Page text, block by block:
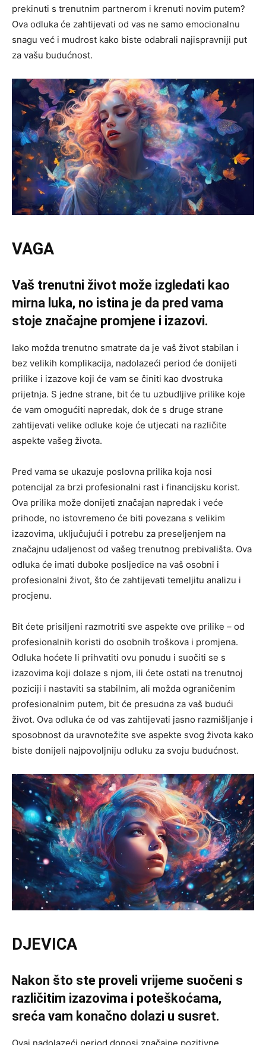
prekinuti s trenutnim partnerom i krenuti novim putem?
Ova odluka će zahtijevati od vas ne samo emocionalnu
snagu već i mudrost kako biste odabrali najispravniji put
za vašu budućnost.
VAGA
Vaš trenutni život može izgledati kao
mirna luka, no istina je da pred vama
stoje značajne promjene i izazovi.
Iako možda trenutno smatrate da je vaš život stabilan i
bez velikih komplikacija, nadolazeći period će donijeti
prilike i izazove koji će vam se činiti kao dvostruka
prijetnja. S jedne strane, bit će tu uzbudljive prilike koje
će vam omogućiti napredak, dok će s druge strane
zahtijevati velike odluke koje će utjecati na različite
aspekte vašeg života.
Pred vama se ukazuje poslovna prilika koja nosi
potencijal za brzi profesionalni rast i financijsku korist.
Ova prilika može donijeti značajan napredak i veće
prihode, no istovremeno će biti povezana s velikim
izazovima, uključujući i potrebu za preseljenjem na
značajnu udaljenost od vašeg trenutnog prebivališta. Ova
odluka će imati duboke posljedice na vaš osobni i
profesionalni život, što će zahtijevati temeljitu analizu i
procjenu.
Bit ćete prisiljeni razmotriti sve aspekte ove prilike – od
profesionalnih koristi do osobnih troškova i promjena.
Odluka hoćete li prihvatiti ovu ponudu i suočiti se s
izazovima koji dolaze s njom, ili ćete ostati na trenutnoj
poziciji i nastaviti sa stabilnim, ali možda ograničenim
profesionalnim putem, bit će presudna za vaš budući
život. Ova odluka će od vas zahtijevati jasno razmišljanje i
sposobnost da uravnotežite sve aspekte svog života kako
biste donijeli najpovoljniju odluku za svoju budućnost.
DJEVICA
Nakon što ste proveli vrijeme suočeni s
različitim izazovima i poteškoćama,
sreća vam konačno dolazi u susret.
Ovaj nadolazeći period donosi značajne pozitivne